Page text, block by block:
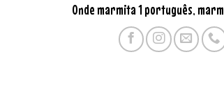
Onde marmita 1 português,